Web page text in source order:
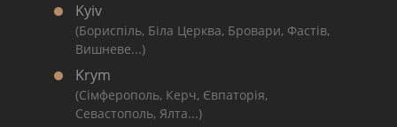
Kyiv
(Бориспіль, Біла Церква, Бровари, Фастів,
Вишневе...)
Krym
(Сімферополь, Керч, Євпаторія,
Севастополь, Ялта...)